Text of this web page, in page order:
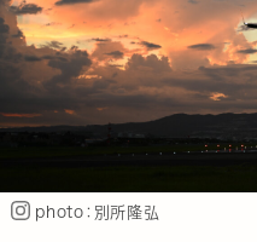
photo：別所隆弘